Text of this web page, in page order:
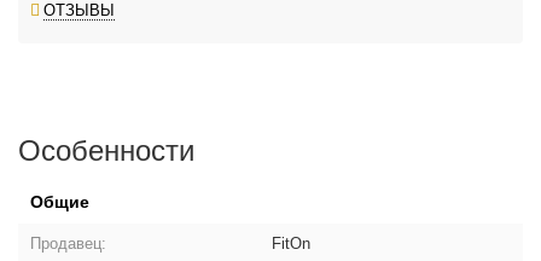
ОТЗЫВЫ
Особенности
Общие
Продавец: FitOn